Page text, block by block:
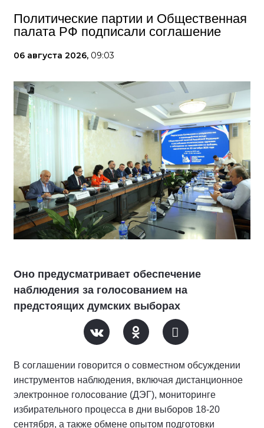
Политические партии и Общественная
палата РФ подписали соглашение
06 августа 2026, 09:03
Оно предусматривает обеспечение
наблюдения за голосованием на
предстоящих думских выборах
В соглашении говорится о совместном обсуждении
инструментов наблюдения, включая дистанционное
электронное голосование (ДЭГ), мониторинге
избирательного процесса в дни выборов 18-20
сентября, а также обмене опытом подготовки